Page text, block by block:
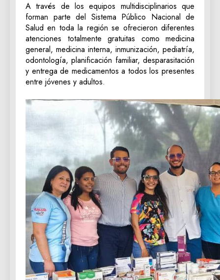
A través de los equipos multidisciplinarios que
forman parte del Sistema Público Nacional de
Salud en toda la región se ofrecieron diferentes
atenciones totalmente gratuitas como medicina
general, medicina interna, inmunización, pediatría,
odontología, planificación familiar, desparasitación
y entrega de medicamentos a todos los presentes
entre jóvenes y adultos.